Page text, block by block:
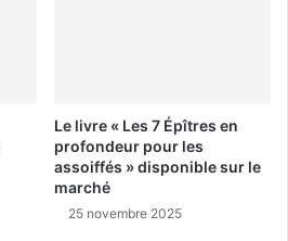
Le livre « Les 7 Épîtres en
profondeur pour les
assoiffés » disponible sur le
marché
25 novembre 2025